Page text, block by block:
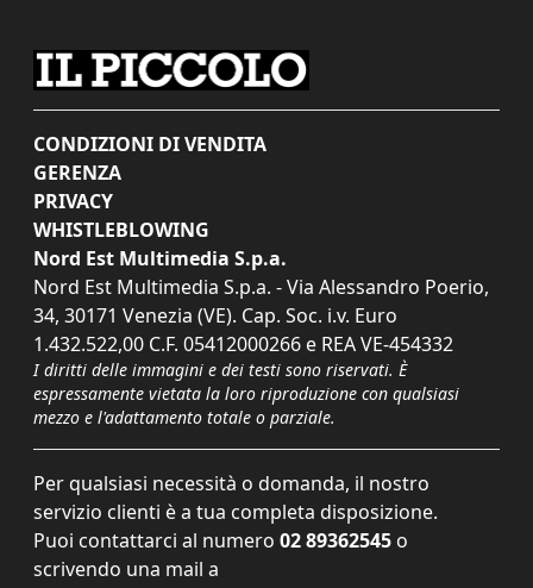
CONDIZIONI DI VENDITA
GERENZA
PRIVACY
WHISTLEBLOWING
Nord Est Multimedia S.p.a.
Nord Est Multimedia S.p.a. - Via Alessandro Poerio,
34, 30171 Venezia (VE). Cap. Soc. i.v. Euro
1.432.522,00 C.F. 05412000266 e REA VE-454332
I diritti delle immagini e dei testi sono riservati. È
espressamente vietata la loro riproduzione con qualsiasi
mezzo e l'adattamento totale o parziale.
Per qualsiasi necessità o domanda, il nostro
servizio clienti è a tua completa disposizione.
Puoi contattarci al numero 02 89362545 o
scrivendo una mail a